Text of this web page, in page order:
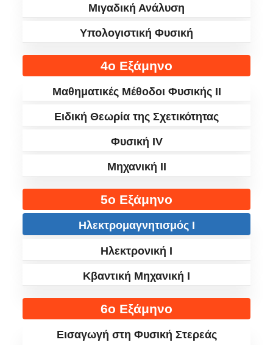
Μιγαδική Ανάλυση
Υπολογιστική Φυσική
4ο Εξάμηνο
Μαθηματικές Μέθοδοι Φυσικής ΙΙ
Ειδική Θεωρία της Σχετικότητας
Φυσική IV
Μηχανική II
5ο Εξάμηνο
Ηλεκτρομαγνητισμός I
Ηλεκτρονική I
Κβαντική Μηχανική I
6ο Εξάμηνο
Εισαγωγή στη Φυσική Στερεάς